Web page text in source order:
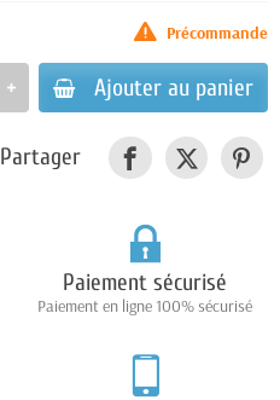
Précommande
Ajouter au panier
Partager
Paiement sécurisé
Paiement en ligne 100% sécurisé